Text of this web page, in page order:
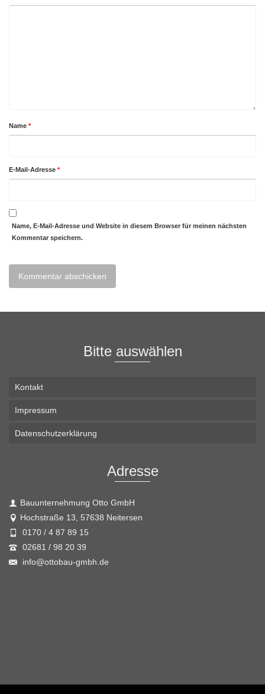
Name *
E-Mail-Adresse *
Name, E-Mail-Adresse und Website in diesem Browser für meinen nächsten
Kommentar speichern.
Bitte auswählen
Kontakt
Impressum
Datenschutzerklärung
Adresse
Bauunternehmung Otto GmbH
Hochstraße 13, 57638 Neitersen
0170 / 4 87 89 15
02681 / 98 20 39
info@ottobau-gmbh.de